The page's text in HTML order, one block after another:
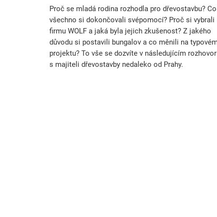
Proč se mladá rodina rozhodla pro dřevostavbu? Co
všechno si dokončovali svépomocí? Proč si vybrali
firmu WOLF a jaká byla jejich zkušenost? Z jakého
důvodu si postavili bungalov a co měnili na
projektu? To vše se dozvíte v následujícím
s majiteli dřevostavby nedaleko od Prahy.